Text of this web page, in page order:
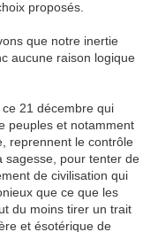
proposés.
que notre inertie
aucune raison logique
21 décembre qui
peuples et notamment
reprennent le contrôle
sagesse, pour tenter de
de civilisation qui
que ce que les
du moins tirer un trait
et ésotérique de